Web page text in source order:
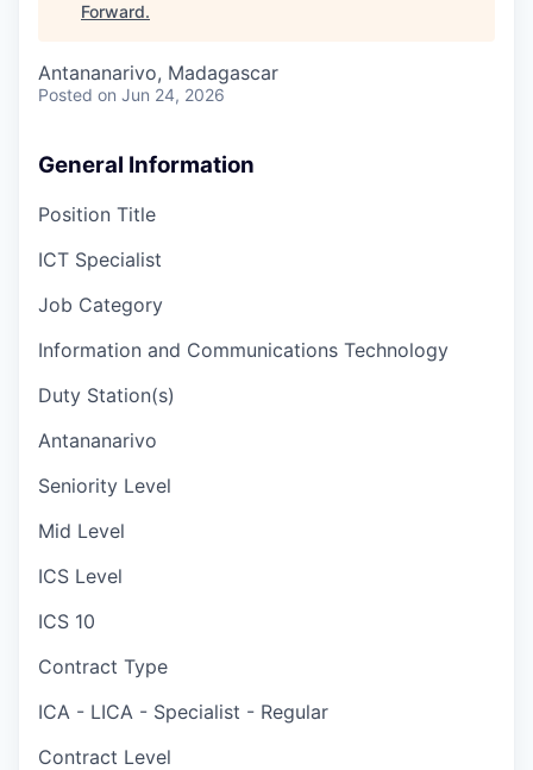
Forward.
Antananarivo, Madagascar
Posted on Jun 24, 2026
General Information
Position Title
ICT Specialist
Job Category
Information and Communications Technology
Duty Station(s)
Antananarivo
Seniority Level
Mid Level
ICS Level
ICS 10
Contract Type
ICA - LICA - Specialist - Regular
Contract Level